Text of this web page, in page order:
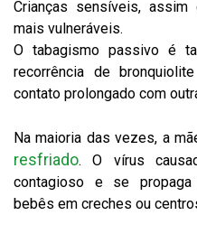
Crianças sensíveis,
mais vulneráveis.
O tabagismo passivo é
recorrência de
contato prolongado com
Na maioria das vezes, a
resfriado. O vírus
contagioso e se propaga
bebês em creches ou